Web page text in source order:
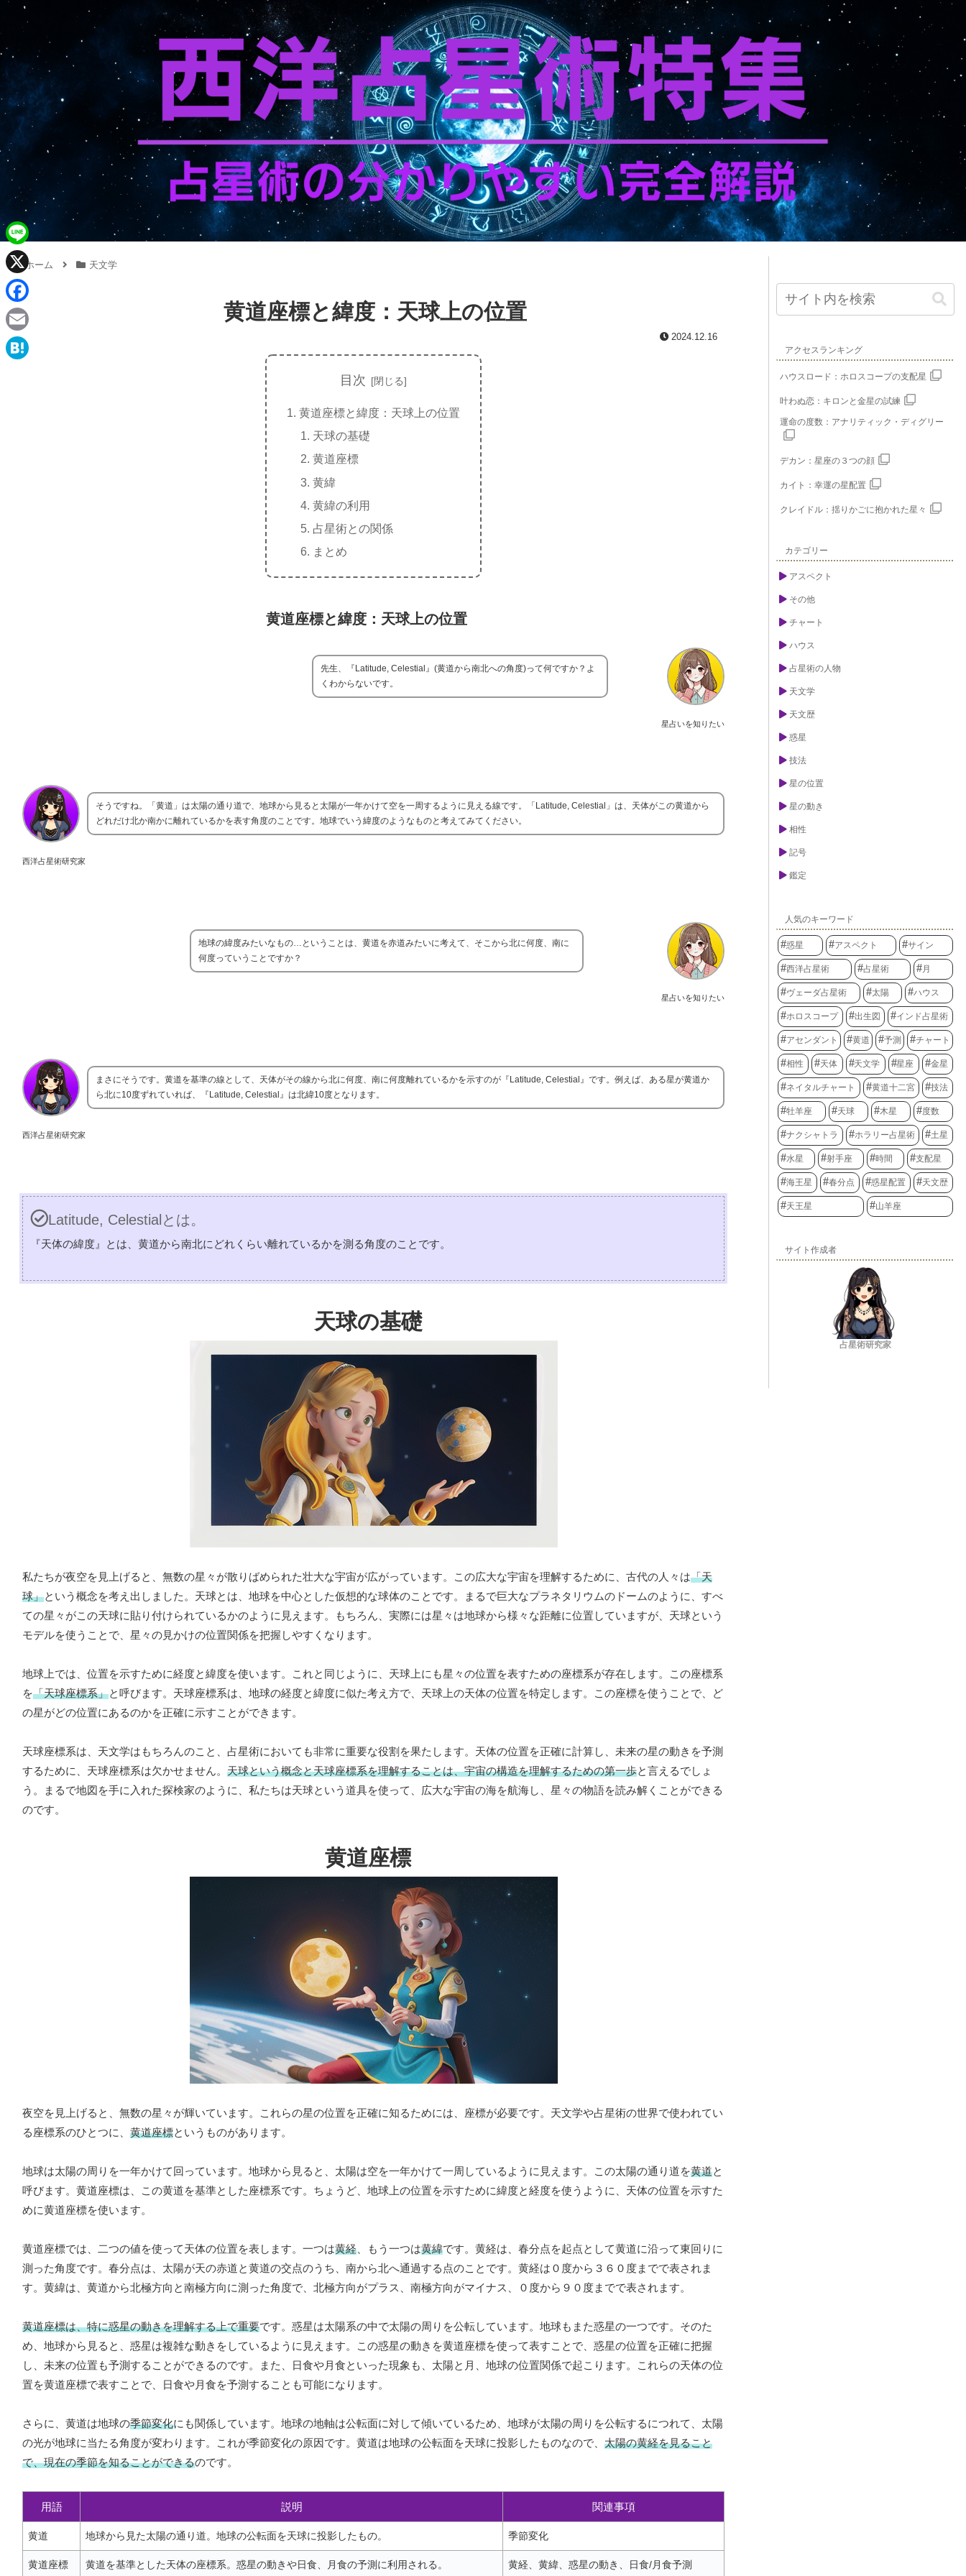
ホーム 天文学
黄道座標と緯度：天球上の位置
2024.12.16
目次
黄道座標と緯度：天球上の位置
天球の基礎
黄道座標
黄緯
黄緯の利用
占星術との関係
まとめ
黄道座標と緯度：天球上の位置
星占いを知りたい
先生、『Latitude, Celestial』(黄道から南北への角度)って何ですか？よ
くわからないです。
西洋占星術研究家
そうですね。「黄道」は太陽の通り道で、地球から見ると太陽が一年かけて空を一周するように見える線です。「Latitude, Celestial」は、天体がこの黄道から
どれだけ北か南かに離れているかを表す角度のことです。地球でいう緯度のようなものと考えてみてください。
星占いを知りたい
地球の緯度みたいなもの…ということは、黄道を赤道みたいに考えて、そこから北に何度、南に
何度っていうことですか？
西洋占星術研究家
まさにそうです。黄道を基準の線として、天体がその線から北に何度、南に何度離れているかを示すのが『Latitude, Celestial』です。例えば、ある星が黄道か
ら北に10度ずれていれば、『Latitude, Celestial』は北緯10度となります。
Latitude, Celestialとは。
『天体の緯度』とは、黄道から南北にどれくらい離れているかを測る角度のことです。
天球の基礎
私たちが夜空を見上げると、無数の星々が散りばめられた壮大な宇宙が広がっています。この広大な宇宙を理解するために、古代の人々は「天
球」という概念を考え出しました。天球とは、地球を中心とした仮想的な球体のことです。まるで巨大なプラネタリウムのドームのように、すべ
ての星々がこの天球に貼り付けられているかのように見えます。もちろん、実際には星々は地球から様々な距離に位置していますが、天球という
モデルを使うことで、星々の見かけの位置関係を把握しやすくなります。
地球上では、位置を示すために経度と緯度を使います。これと同じように、天球上にも星々の位置を表すための座標系が存在します。この座標系
を「天球座標系」と呼びます。天球座標系は、地球の経度と緯度に似た考え方で、天球上の天体の位置を特定します。この座標を使うことで、ど
の星がどの位置にあるのかを正確に示すことができます。
天球座標系は、天文学はもちろんのこと、占星術においても非常に重要な役割を果たします。天体の位置を正確に計算し、未来の星の動きを予測
するために、天球座標系は欠かせません。 天球という概念と天球座標系を理解することは、宇宙の構造を理解するための第一歩と言えるでしょ
う。まるで地図を手に入れた探検家のように、私たちは天球という道具を使って、広大な宇宙の海を航海し、星々の物語を読み解くことができる
のです。
黄道座標
夜空を見上げると、無数の星々が輝いています。これらの星の位置を正確に知るためには、座標が必要です。天文学や占星術の世界で使われてい
る座標系のひとつに、 黄道座標というものがあります。
地球は太陽の周りを一年かけて回っています。地球から見ると、太陽は空を一年かけて一周しているように見えます。この太陽の通り道を黄道と
呼びます。黄道座標は、この黄道を基準とした座標系です。ちょうど、地球上の位置を示すために緯度と経度を使うように、天体の位置を示すた
めに黄道座標を使います。
黄道座標では、二つの値を使って天体の位置を表します。一つは黄経 、もう一つは黄緯です。黄経は、春分点を起点として黄道に沿って東回りに
測った角度です。春分点は、太陽が天の赤道と黄道の交点のうち、南から北へ通過する点のことです。黄経は０度から３６０度までで表されま
す。黄緯は、黄道から北極方向と南極方向に測った角度で、北極方向がプラス、南極方向がマイナス、０度から９０度までで表されます。
黄道座標は、特に惑星の動きを理解する上で重要です。惑星は太陽系の中で太陽の周りを公転しています。地球もまた惑星の一つです。そのた
め、地球から見ると、惑星は複雑な動きをしているように見えます。この惑星の動きを黄道座標を使って表すことで、惑星の位置を正確に把握
し、未来の位置も予測することができるのです。また、日食や月食といった現象も、太陽と月、地球の位置関係で起こります。これらの天体の位
置を黄道座標で表すことで、日食や月食を予測することも可能になります。
さらに、黄道は地球の季節変化にも関係しています。地球の地軸は公転面に対して傾いているため、地球が太陽の周りを公転するにつれて、太陽
の光が地球に当たる角度が変わります。これが季節変化の原因です。黄道は地球の公転面を天球に投影したものなので、 太陽の黄経を見ること
で、現在の季節を知ることができるのです。
用語 説明 関連事項
黄道 地球から見た太陽の通り道。地球の公転面を天球に投影したもの。 季節変化
黄道座標 黄道を基準とした天体の座標系。惑星の動きや日食、月食の予測に利用される。 黄経、黄緯、惑星の動き、日食/月食予測
アクセスランキング
ハウスロード：ホロスコープの支配星
叶わぬ恋：キロンと金星の試練
運命の度数：アナリティック・ディグリー
デカン：星座の３つの顔
カイト：幸運の星配置
クレイドル：揺りかごに抱かれた星々
カテゴリー
アスペクト
その他
チャート
ハウス
占星術の人物
天文学
天文歴
惑星
技法
星の位置
星の動き
相性
記号
鑑定
人気のキーワード
惑星 アスペクト サイン
西洋占星術 占星術 月
ヴェーダ占星術 太陽 ハウス
ホロスコープ 出生図 インド占星術
アセンダント 黄道 予測 チャート
相性 天体 天文学 星座 金星
ネイタルチャート 黄道十二宮 技法
牡羊座 天球 木星 度数
ナクシャトラ ホラリー占星術 土星
水星 射手座 時間 支配星
海王星 春分点 惑星配置 天文歴
天王星 山羊座
サイト作成者
占星術研究家
L
n
e
X
F
a
c
E